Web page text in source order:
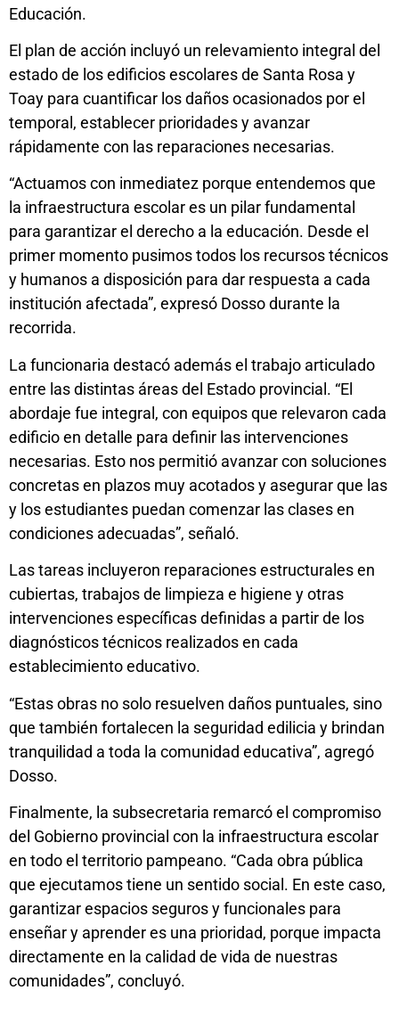
Educación.
El plan de acción incluyó un relevamiento integral del
estado de los edificios escolares de Santa Rosa y
Toay para cuantificar los daños ocasionados por el
temporal, establecer prioridades y avanzar
rápidamente con las reparaciones necesarias.
“Actuamos con inmediatez porque entendemos que
la infraestructura escolar es un pilar fundamental
para garantizar el derecho a la educación. Desde el
primer momento pusimos todos los recursos técnicos
y humanos a disposición para dar respuesta a cada
institución afectada”, expresó Dosso durante la
recorrida.
La funcionaria destacó además el trabajo articulado
entre las distintas áreas del Estado provincial. “El
abordaje fue integral, con equipos que relevaron cada
edificio en detalle para definir las intervenciones
necesarias. Esto nos permitió avanzar con soluciones
concretas en plazos muy acotados y asegurar que las
y los estudiantes puedan comenzar las clases en
condiciones adecuadas”, señaló.
Las tareas incluyeron reparaciones estructurales en
cubiertas, trabajos de limpieza e higiene y otras
intervenciones específicas definidas a partir de los
diagnósticos técnicos realizados en cada
establecimiento educativo.
“Estas obras no solo resuelven daños puntuales, sino
que también fortalecen la seguridad edilicia y brindan
tranquilidad a toda la comunidad educativa”, agregó
Dosso.
Finalmente, la subsecretaria remarcó el compromiso
del Gobierno provincial con la infraestructura escolar
en todo el territorio pampeano. “Cada obra pública
que ejecutamos tiene un sentido social. En este caso,
garantizar espacios seguros y funcionales para
enseñar y aprender es una prioridad, porque impacta
directamente en la calidad de vida de nuestras
comunidades”, concluyó.